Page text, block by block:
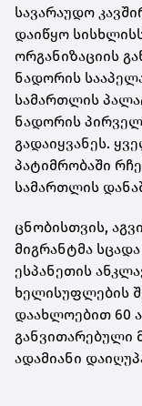
სავარაუდო
დაიწყო
ორგანიზაციის
ნადორის
სამართლის
ნადორის
გადაიყვანეს.
პატიმრობაში
სამართლის
ცნობისთვის,
მიგრანტმა
ესპანეთის
ხელისუფლების
დაახლოებით 60
განვითარებული
ადამიანი